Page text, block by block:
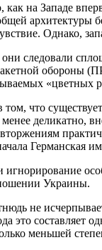
как на Западе
архитектуры
Однако,
следовали
обороны
что
деликатно,
Германская
Украины.
не
это составляет
меньшей